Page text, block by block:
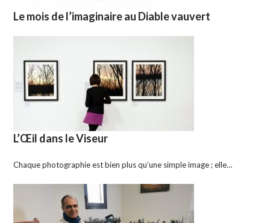
Le mois de l’imaginaire au Diable vauvert
L’Œil dans le Viseur
Chaque photographie est bien plus qu’une simple image ; elle…